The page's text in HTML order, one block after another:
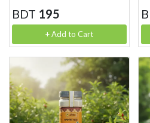
BDT 195
+ Add to Cart